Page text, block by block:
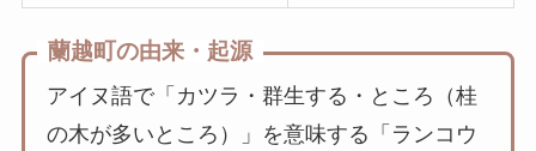
蘭越町の由来・起源
アイヌ語で「カツラ・群生する・ところ（桂
の木が多いところ）」を意味する「ランコウ